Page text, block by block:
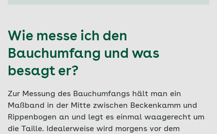
Wie messe ich den
Bauchumfang und was
besagt er?
Zur Messung des Bauchumfangs hält man ein
Maßband in der Mitte zwischen Beckenkamm und
Rippenbogen an und legt es einmal waagerecht um
die Taille. Idealerweise wird morgens vor dem